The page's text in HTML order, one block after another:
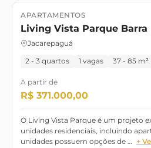
Lançamento
APARTAMENTOS
Living Vista Parque Barra
Jacarepaguá
2 - 3 quartos 1 vagas 37 - 85 m²
A partir de
R$ 371.000,00
O Living Vista Parque é um projeto
unidades residenciais, incluindo
unidades possuem opções de … +